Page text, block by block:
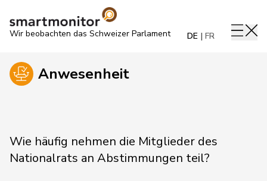
Wir beobachten das Schweizer Parlament DE FR
Anwesenheit
Wie häufig nehmen die Mitglieder des
Nationalrats an Abstimmungen teil?